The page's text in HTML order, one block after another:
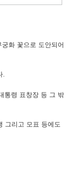
화 꽃으로 도안되어
.
통령 표창장 등 그 밖
그리고 모표 등에도